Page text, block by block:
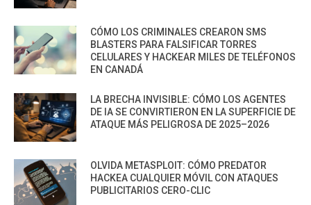
CÓMO LOS CRIMINALES CREARON SMS
BLASTERS PARA FALSIFICAR TORRES
CELULARES Y HACKEAR MILES DE TELÉFONOS
EN CANADÁ
LA BRECHA INVISIBLE: CÓMO LOS AGENTES
DE IA SE CONVIRTIERON EN LA SUPERFICIE DE
ATAQUE MÁS PELIGROSA DE 2025–2026
OLVIDA METASPLOIT: CÓMO PREDATOR
HACKEA CUALQUIER MÓVIL CON ATAQUES
PUBLICITARIOS CERO-CLIC